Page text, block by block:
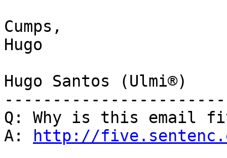
Cumps,
Hugo
Hugo Santos (Ulmi®)
Q: Why is this email
A:
http://